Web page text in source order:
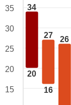
34
20
27
16
26
35
30
25
20
15